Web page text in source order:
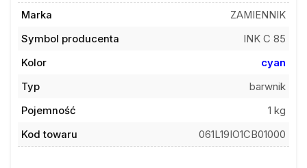
Marka
ZAMIENNIK
Symbol producenta
INK C 85
Kolor
cyan
Typ
barwnik
Pojemność
1 kg
Kod towaru
061L19IO1CB01000